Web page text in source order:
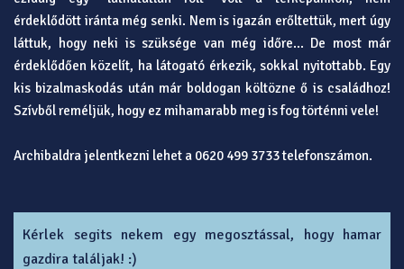
érdeklődött iránta még senki. Nem is igazán erőltettük, mert úgy
láttuk, hogy neki is szüksége van még időre... De most már
érdeklődően közelít, ha látogató érkezik, sokkal nyitottabb. Egy
kis bizalmaskodás után már boldogan költözne ő is családhoz!
Szívből reméljük, hogy ez mihamarabb meg is fog történni vele!
Archibaldra jelentkezni lehet a 0620 499 3733 telefonszámon.
Kérlek segits nekem egy megosztással, hogy hamar
gazdira találjak! :)